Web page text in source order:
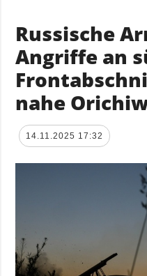
Russische
Angriffe an
nahe
14.11.2025 17:32